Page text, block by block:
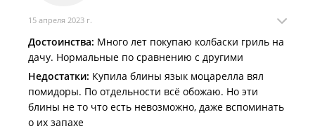
15 апреля 2023 г.
Достоинства: Много лет покупаю колбаски гриль на
дачу. Нормальные по сравнению с другими
Недостатки: Купила блины язык моцарелла вял
помидоры. По отдельности всё обожаю. Но эти
блины не то что есть невозможно, даже вспоминать
о их запахе